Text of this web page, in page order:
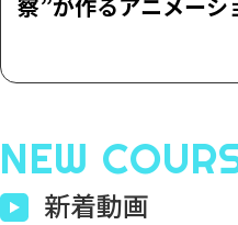
NEW
新着動画